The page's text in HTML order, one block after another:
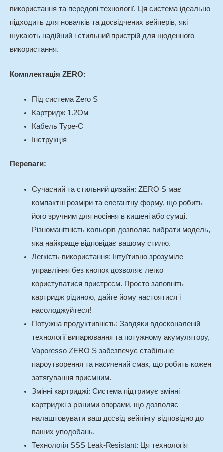
використання та передові технології. Ця система ідеально
підходить для новачків та досвідчених вейперів, які
шукають надійний і стильний пристрій для щоденного
використання.
Комплектація ZERO:
Під система Zero S
Картридж 1.2Ом
Кабель Type-C
Інструкція
Переваги:
Сучасний та стильний дизайн: ZERO S має
компактні розміри та елегантну форму, що робить
його зручним для носіння в кишені або сумці.
Різноманітність кольорів дозволяє вибрати модель,
яка найкраще відповідає вашому стилю.
Легкість використання: Інтуїтивно зрозуміле
управління без кнопок дозволяє легко
користуватися пристроєм. Просто заповніть
картридж рідиною, дайте йому настоятися і
насолоджуйтеся!
Потужна продуктивність: Завдяки вдосконаленій
технології випарювання та потужному акумулятору,
Vaporesso ZERO S забезпечує стабільне
пароутворення та насичений смак, що робить кожен
затягування приємним.
Змінні картриджі: Система підтримує змінні
картриджі з різними опорами, що дозволяє
налаштовувати ваш досвід вейпінгу відповідно до
ваших уподобань.
Технологія SSS Leak-Resistant: Ця технологія